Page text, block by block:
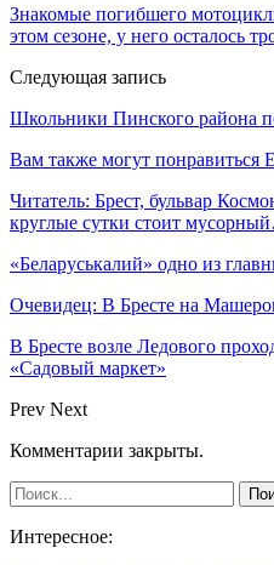
Знакомые погибшего
этом сезоне, у него осталось
Следующая запись
Школьники Пинского района
Вам также могут понравиться
Читатель: Брест, бульвар
круглые сутки стоит
«Беларуськалий» одно из
Очевидец: В Бресте на
В Бресте возле Ледового
«Садовый маркет»
Prev Next
Комментарии закрыты.
Интересное: